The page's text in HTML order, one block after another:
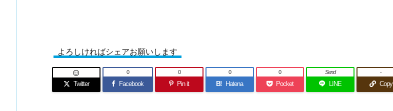
よろしければシェアお願いします
Twitter

Facebook
0
Pin it
0
B! Hatena
0
Pocket
0
LINE
Send
Copy
-